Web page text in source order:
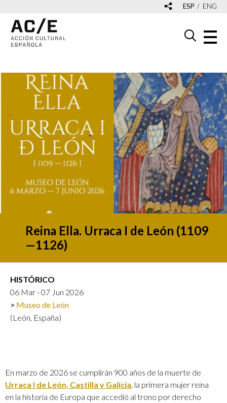
ESP ENG
Reina Ella. Urraca I de León (1109
—1126)
HISTÓRICO
06 Mar - 07 Jun 2026
Museo de León
(León, España)
En marzo de 2026 se cumplirán 900 años de la muerte de
Urraca I de León, Castilla y Galicia , la primera mujer reina
en la historia de Europa que accedió al trono por derecho